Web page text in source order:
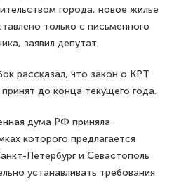
города, новое жилье
только с письменного
заявил депутат.
рассказал, что закон о КРТ
до конца текущего года.
дума РФ приняла
которого предлагается
Петербург и Севастополь
устанавливать требования